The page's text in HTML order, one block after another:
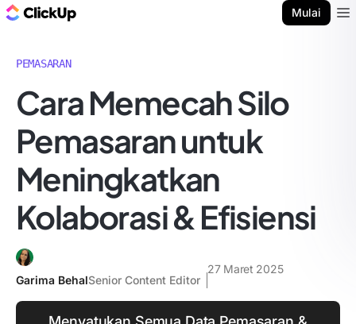
Mulai
PEMASARAN
Cara Memecah Silo
Pemasaran untuk
Meningkatkan
Kolaborasi & Efisiensi
Garima BehalSenior Content Editor
27 Maret 2025